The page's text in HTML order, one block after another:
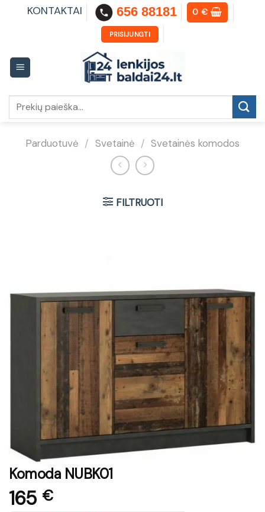
KONTAKTAI 656 88181 0€
PRISIJUNGTI
Parduotuvė / Svetainė / Svetainės komodos
FILTRUOTI
Komoda NUBK01
165 €